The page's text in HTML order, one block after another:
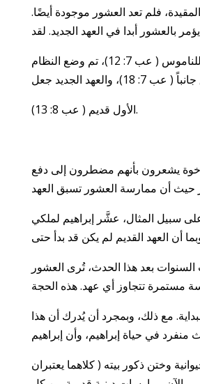
المقيدة، فلم تعد العشور موجودة أيضًا.
يؤمر بالعشور أبدا في العهد الجديد. لقد
حدث تغير للناموس ( عب 7: 12)، تم وضع النظام
7: 18)، والعهد الجديد جعل
الأول قديم ( عب 8: 13).
يشعرون بأنهم مضطرون إلى دفع
حيث أن ممارسة العشور تسبق العهد
على سبيل المثال، عشَّر إبراهيم لملكي
أن العهد القديم لم يكن قد بدأ حتى
السنوات بعد هذا الحدث، تُرى العشور
مستمرة تتجاوز أي عهد. هذه الحجة
مع ذلك، وبمجرد أن يُدرك أن هذا
منفرد في حياة إبراهيم، وأن إبراهيم
وختن ذكور بيته ( كلاهما يعتبران